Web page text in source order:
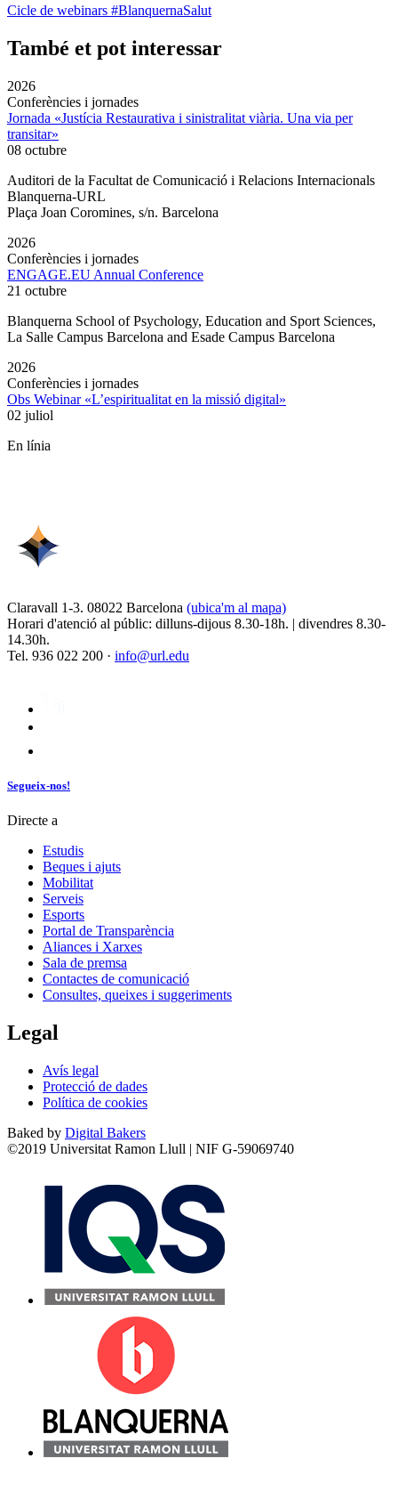
Cicle de webinars #BlanquernaSalut
També et pot interessar
2026
Conferències i jornades
Jornada «Justícia Restaurativa i sinistralitat viària. Una via per
transitar»
08 octubre
Auditori de la Facultat de Comunicació i Relacions Internacionals
Blanquerna-URL
Plaça Joan Coromines, s/n. Barcelona
2026
Conferències i jornades
ENGAGE.EU Annual Conference
21 octubre
Blanquerna School of Psychology, Education and Sport Sciences,
La Salle Campus Barcelona and Esade Campus Barcelona
2026
Conferències i jornades
Obs Webinar «L’espiritualitat en la missió digital»
02 juliol
En línia
Claravall 1-3. 08022 Barcelona (ubica'm al mapa)
Horari d'atenció al públic: dilluns-dijous 8.30-18h. | divendres 8.30-
14.30h.
Tel. 936 022 200 · info@url.edu
Segueix-nos!
Directe a
Estudis
Beques i ajuts
Mobilitat
Serveis
Esports
Portal de Transparència
Aliances i Xarxes
Sala de premsa
Contactes de comunicació
Consultes, queixes i suggeriments
Legal
Avís legal
Protecció de dades
Política de cookies
Baked by Digital Bakers
©2019 Universitat Ramon Llull | NIF G-59069740